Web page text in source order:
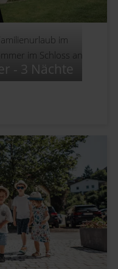
- 3 Nächte
im
im Schloss an